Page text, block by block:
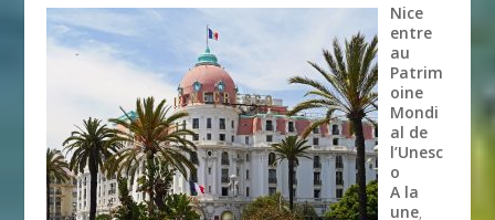
Nice
entre
au
Patrim
oine
Mondi
al de
l’Unesc
o
A la
une,